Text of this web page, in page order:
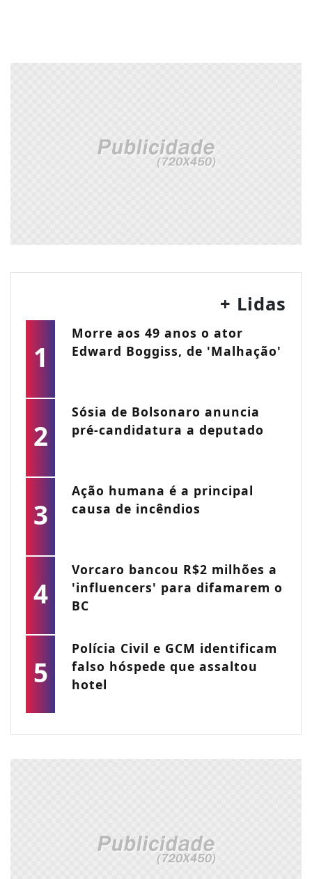
+ Lidas
1
Morre aos 49 anos o ator
Edward Boggiss, de 'Malhação'
2
Sósia de Bolsonaro anuncia
pré-candidatura a deputado
3
Ação humana é a principal
causa de incêndios
4
Vorcaro bancou R$2 milhões a
'influencers' para difamarem o
BC
5
Polícia Civil e GCM identificam
falso hóspede que assaltou
hotel